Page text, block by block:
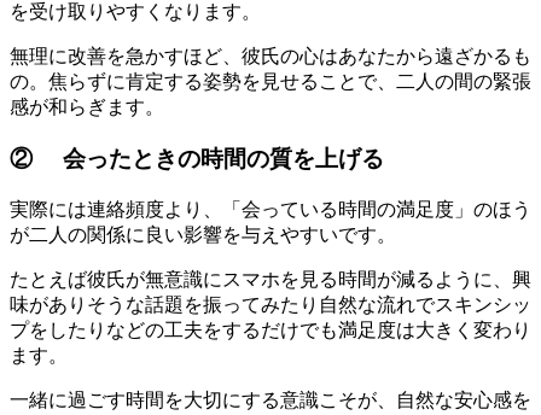
を受け取りやすくなります。
無理に改善を急かすほど、彼氏の心はあなたから遠ざかるも
の。焦らずに肯定する姿勢を見せることで、二人の間の緊張
感が和らぎます。
② 会ったときの時間の質を上げる
実際には連絡頻度より、「会っている時間の満足度」のほう
が二人の関係に良い影響を与えやすいです。
たとえば彼氏が無意識にスマホを見る時間が減るように、興
味がありそうな話題を振ってみたり自然な流れでスキンシッ
プをしたりなどの工夫をするだけでも満足度は大きく変わり
ます。
一緒に過ごす時間を大切にする意識こそが、自然な安心感を